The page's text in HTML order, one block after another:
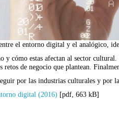
el entorno digital y el analógico,
cómo estas afectan al sector
de negocio que plantean.
por las industrias culturales y por
digital (2016) [pdf, 663 kB]